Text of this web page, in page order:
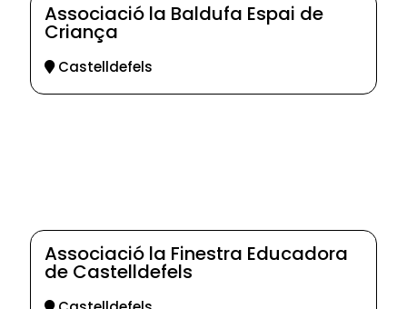
Associació la Baldufa Espai de
Criança
Castelldefels
Associació la Finestra Educadora
de Castelldefels